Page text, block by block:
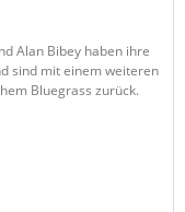
Alan Bibey haben ihre
sind mit einem weiteren
Bluegrass zurück.